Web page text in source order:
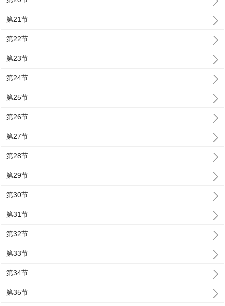
第21节
第22节
第23节
第24节
第25节
第26节
第27节
第28节
第29节
第30节
第31节
第32节
第33节
第34节
第35节